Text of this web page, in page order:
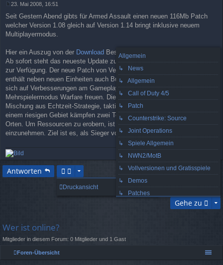
e
i
t
g
23. Mai 2008, 16:51
Seit Gestern Abend gibts für Armed Assault einen neuen 116Mb Patch
welcher Version 1.08 gleich auf Version 1.14 bringt inklusive neuem
Multiplayermodus.
Hier ein Auszug von der Download Beschreibung:
Ab sofort steht das neueste Update zum Taktik-Shooter Armed Assault
zur Verfügung. Der neue Patch von Version 1.08 auf den Stand 1.14
enthält neben neuen Einheiten auch Bugfixes. Darüber hinaus darf man
sich auf Verbesserungen am Gameplay sowie den neuen
Mehrspielermodus Warfare freuen. Dieser Multiplayermodus ist eine
Mischung aus Echtzeit-Strategie, taktischer Disziplin und Shooter. Auf
einem riesigen Gebiet kämpfen zwei Teams an den verschiedensten
Orten. Um Ressourcen zu erobern, ist es notwendig, Städte
einzunehmen. Ziel ist es, als Sieger vom Feld zu gehen.
ac
ob
Antworten
Druckansicht
1 Beitrag • Seite von1
Gehe zu
Allgemein
↳ News
↳ Allgemein
↳ Call of Duty 4/5
↳ Patch
↳ Counterstrike: Source
↳ Joint Operations
↳ Spiele Allgemein
↳ NWN2/MotB
↳ Vollversionen und Gratisspiele
↳ Demos
↳ Patches
↳ Software und IT-Sicherheit
Wer ist online?
Mitglieder in diesem Forum: 0 Mitglieder und 1 Gast
Foren-Übersicht